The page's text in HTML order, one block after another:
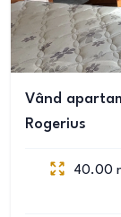
Vând
Rogerius
40.00